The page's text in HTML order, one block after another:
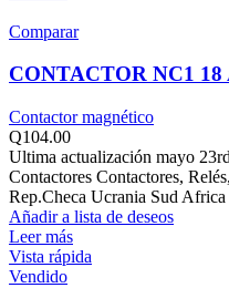
Comparar
CONTACTOR NC1
Contactor magnético
Q104.00
Ultima actualización mayo
Contactores Contactores,
Rep.Checa Ucrania Sud
Añadir a lista de deseos
Leer más
Vista rápida
Vendido